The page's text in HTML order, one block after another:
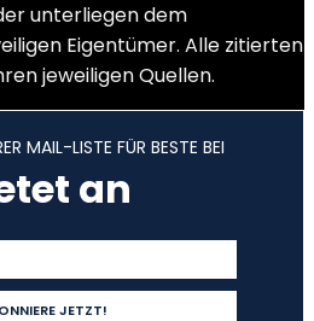
unterliegen dem
Eigentümer. Alle zitierten
jeweiligen Quellen.
MAIL-LISTE FÜR BESTE BEI
an